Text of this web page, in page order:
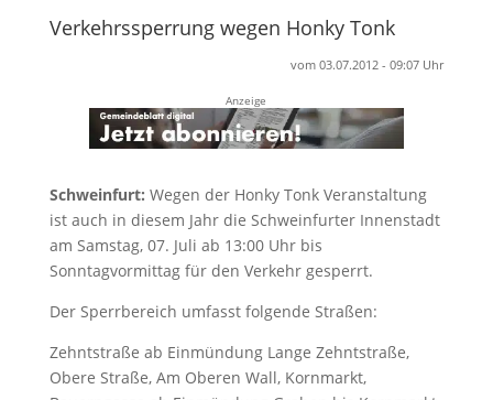
Verkehrssperrung wegen Honky Tonk
vom 03.07.2012 - 09:07 Uhr
Anzeige
Schweinfurt: Wegen der Honky Tonk Veranstaltung
ist auch in diesem Jahr die Schweinfurter Innenstadt
am Samstag, 07. Juli ab 13:00 Uhr bis
Sonntagvormittag für den Verkehr gesperrt.
Der Sperrbereich umfasst folgende Straßen:
Zehntstraße ab Einmündung Lange Zehntstraße,
Obere Straße, Am Oberen Wall, Kornmarkt,